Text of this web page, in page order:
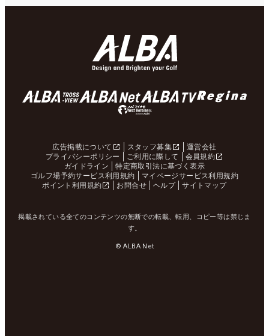
広告掲載について スタッフ募集
運営会社
プライバシーポリシー
ご利用に際して
会員規約
ガイドライン
特定商取引法に基づく表示
ゴルフ場予約サービス利用規約
マイページサービス利用規約
ポイント利用規約
お問合せ ヘルプ サイトマップ
掲載されている全てのコンテンツの無断での転載、転用、コピー等は禁じま
す。
© ALBA Net